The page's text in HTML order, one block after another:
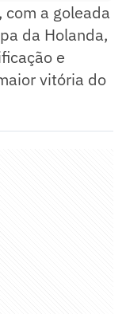
a goleada
da Holanda,
e
vitória do